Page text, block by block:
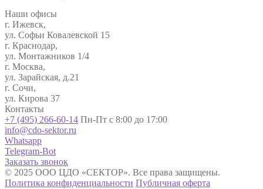
Наши офисы
г. Ижевск,
ул. Софьи Ковалевской 15
г. Краснодар,
ул. Монтажников 1/4
г. Москва,
ул. Зарайская, д.21
г. Сочи,
ул. Кирова 37
Контакты
+7 (495) 266-60-14 Пн-Пт с 8:00 до 17:00
info@cdo-sektor.ru
Whatsapp
Telegram-Bot
Заказать звонок
© 2025 ООО ЦДО «СЕКТОР». Все права защищены.
Политика конфиденциальности Публичная оферта